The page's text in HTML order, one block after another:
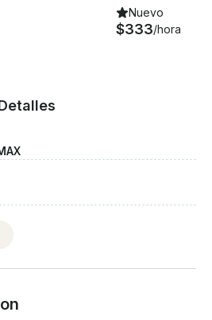
Nuevo
$333/hora